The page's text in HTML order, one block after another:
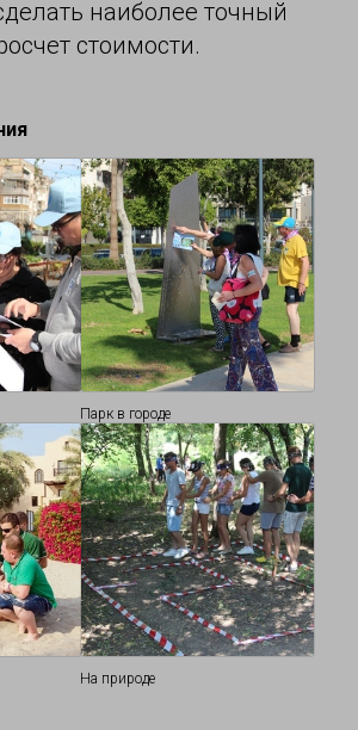
наиболее точный
стоимости.
Парк в городе
На природе